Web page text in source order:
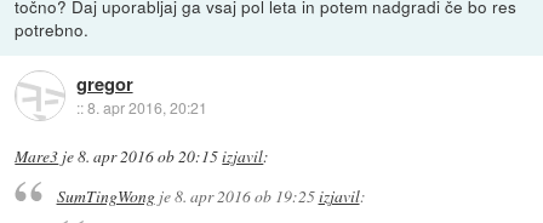
točno? Daj uporabljaj ga vsaj pol leta in potem nadgradi če bo res
potrebno.
gregor
::8. apr 2016, 20:21
Mare3 je8. apr 2016 ob 20:15izjavil:
SumTingWongje8. apr 2016 ob 19:25izjavil: